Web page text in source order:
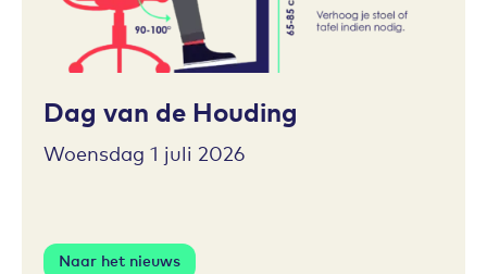
Toevoegen aan favorieten
Dag van de Houding
Woensdag 1 juli 2026
Naar het nieuws